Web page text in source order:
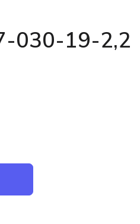
030-19-2,2